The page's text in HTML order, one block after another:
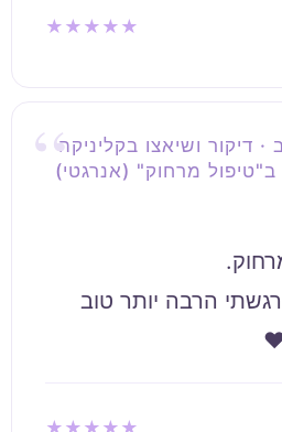
★★★★★
גב · דיקור ושיאצו בקליניקה
מרחוק" (אנרגטי)
הרבה יותר טוב
♥
★★★★★